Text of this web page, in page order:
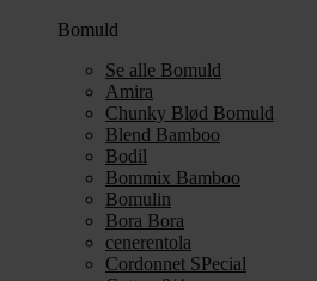
Bomuld
Se alle Bomuld
Amira
Chunky Blød Bomuld
Blend Bamboo
Bodil
Bommix Bamboo
Bomulin
Bora Bora
cenerentola
Cordonnet SPecial